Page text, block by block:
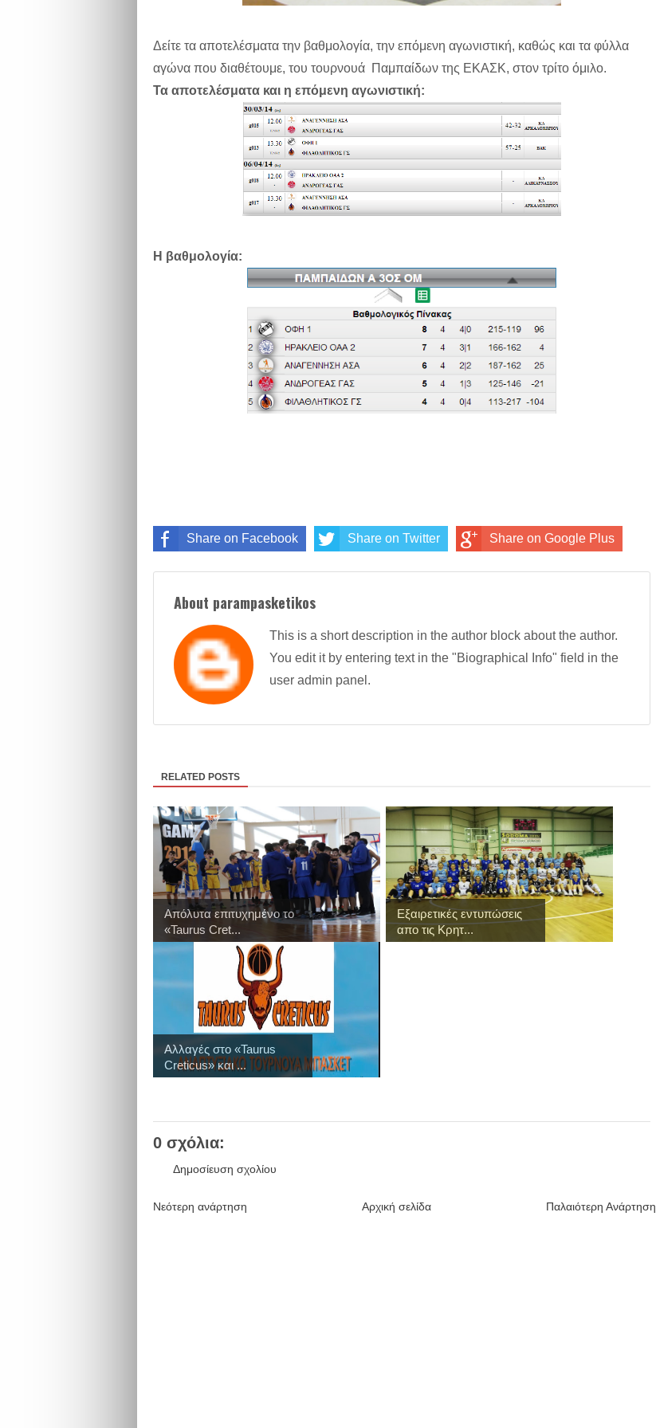
Δείτε τα αποτελέσματα την βαθμολογία, την επόμενη αγωνιστική, καθώς και τα φύλλα
αγώνα που διαθέτουμε, του τουρνουά Παμπαίδων της ΕΚΑΣΚ, στον τρίτο όμιλο.
Τα αποτελέσματα και η επόμενη αγωνιστική:
Η βαθμολογία:
Share on Facebook Share on Twitter Share on Google Plus
About parampasketikos
This is a short description in the author block about the author.
You edit it by entering text in the "Biographical Info" field in the
user admin panel.
RELATED POSTS
Απόλυτα επιτυχημένο το
«Taurus Cret...
Εξαιρετικές εντυπώσεις
απο τις Κρητ...
Αλλαγές στο «Taurus
Creticus» και ...
0 σχόλια:
Δημοσίευση σχολίου
Νεότερη ανάρτηση Παλαιότερη Ανάρτηση
Αρχική σελίδα